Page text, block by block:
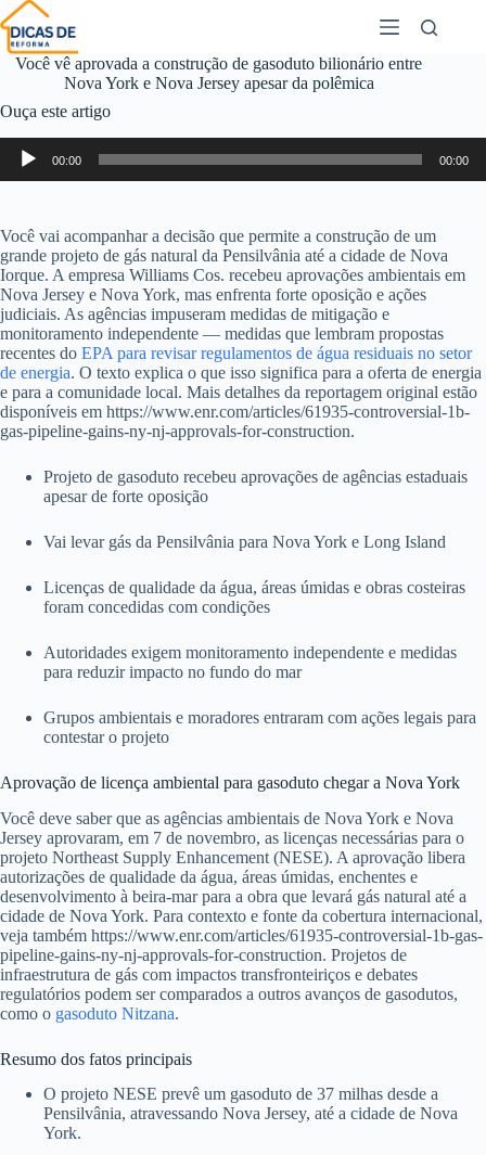
Você vê aprovada a construção de gasoduto bilionário entre
Nova York e Nova Jersey apesar da polêmica
Ouça este artigo
Tocador
áudio
00:00 00:00
Você vai acompanhar a decisão que permite a construção de um
grande projeto de gás natural da Pensilvânia até a cidade de Nova
Iorque. A empresa Williams Cos. recebeu aprovações ambientais em
Nova Jersey e Nova York, mas enfrenta forte oposição e ações
judiciais. As agências impuseram medidas de mitigação e
monitoramento independente — medidas que lembram propostas
recentes do EPA para revisar regulamentos de água residuais no setor
de energia. O texto explica o que isso significa para a oferta de energia
e para a comunidade local. Mais detalhes da reportagem original estão
disponíveis em https://www.enr.com/articles/61935-controversial-1b-
gas-pipeline-gains-ny-nj-approvals-for-construction.
Projeto de gasoduto recebeu aprovações de agências estaduais
apesar de forte oposição
Vai levar gás da Pensilvânia para Nova York e Long Island
Licenças de qualidade da água, áreas úmidas e obras costeiras
foram concedidas com condições
Autoridades exigem monitoramento independente e medidas
para reduzir impacto no fundo do mar
Grupos ambientais e moradores entraram com ações legais para
contestar o projeto
Aprovação de licença ambiental para gasoduto chegar a Nova York
Você deve saber que as agências ambientais de Nova York e Nova
Jersey aprovaram, em 7 de novembro, as licenças necessárias para o
projeto Northeast Supply Enhancement (NESE). A aprovação libera
autorizações de qualidade da água, áreas úmidas, enchentes e
desenvolvimento à beira-mar para a obra que levará gás natural até a
cidade de Nova York. Para contexto e fonte da cobertura internacional,
veja também https://www.enr.com/articles/61935-controversial-1b-gas-
pipeline-gains-ny-nj-approvals-for-construction. Projetos de
infraestrutura de gás com impactos transfronteiriços e debates
regulatórios podem ser comparados a outros avanços de gasodutos,
como o gasoduto Nitzana.
Resumo dos fatos principais
O projeto NESE prevê um gasoduto de 37 milhas desde a
Pensilvânia, atravessando Nova Jersey, até a cidade de Nova
York.